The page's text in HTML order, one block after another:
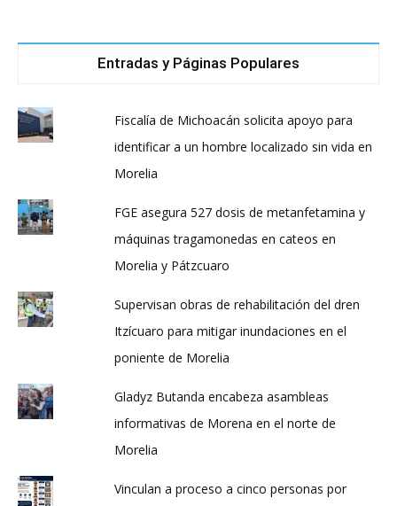
Entradas y Páginas Populares
Fiscalía de Michoacán solicita apoyo para
identificar a un hombre localizado sin vida en
Morelia
FGE asegura 527 dosis de metanfetamina y
máquinas tragamonedas en cateos en
Morelia y Pátzcuaro
Supervisan obras de rehabilitación del dren
Itzícuaro para mitigar inundaciones en el
poniente de Morelia
Gladyz Butanda encabeza asambleas
informativas de Morena en el norte de
Morelia
Vinculan a proceso a cinco personas por